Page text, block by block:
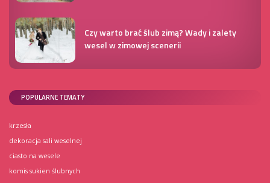
Czy warto brać ślub zimą? Wady i zalety
wesel w zimowej scenerii
POPULARNE TEMATY
krzesła
dekoracja sali weselnej
ciasto na wesele
komis sukien ślubnych